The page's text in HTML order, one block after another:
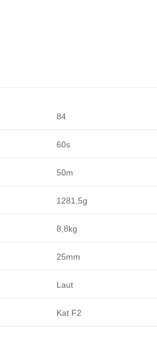
84
60s
50m
1281,5g
8,8kg
25mm
Laut
Kat F2